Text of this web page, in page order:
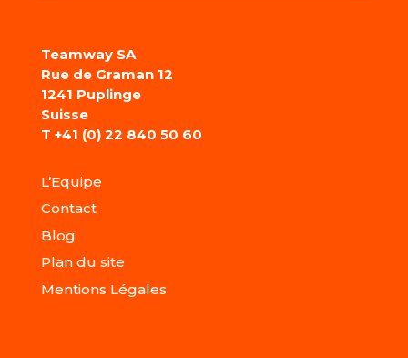
Teamway SA
Rue de Graman 12
1241 Puplinge
Suisse
T +41 (0) 22 840 50 60
L’Equipe
Contact
Blog
Plan du site
Mentions Légales